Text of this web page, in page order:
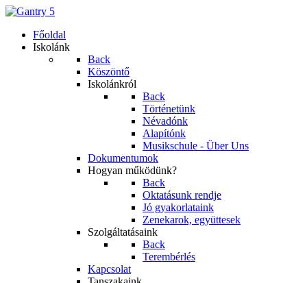
Főoldal
Iskolánk
Back
Köszöntő
Iskolánkról
Back
Történetünk
Névadónk
Alapítónk
Musikschule - Über Uns
Dokumentumok
Hogyan működünk?
Back
Oktatásunk rendje
Jó gyakorlataink
Zenekarok, együttesek
Szolgáltatásaink
Back
Terembérlés
Kapcsolat